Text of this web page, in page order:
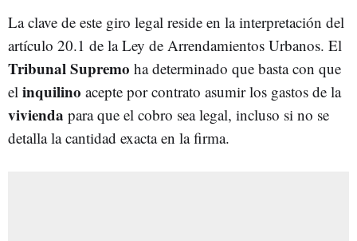
La clave de este giro legal reside en la interpretación del
artículo 20.1 de la Ley de Arrendamientos Urbanos. El
Tribunal Supremo ha determinado que basta con que
el inquilino acepte por contrato asumir los gastos de la
vivienda para que el cobro sea legal, incluso si no se
detalla la cantidad exacta en la firma.